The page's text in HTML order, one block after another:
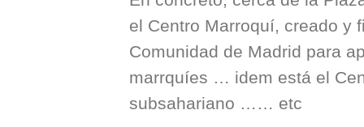
el Centro Marroquí, creado y
Comunidad de Madrid para
marrquíes … idem está el
subsahariano …… etc